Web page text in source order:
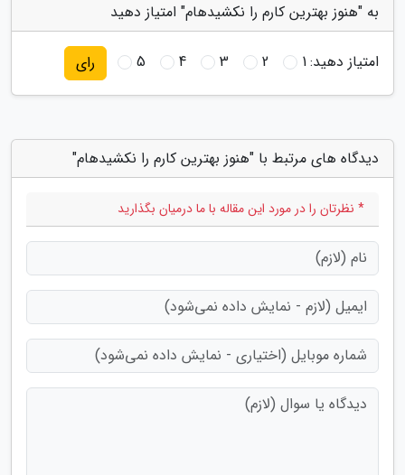
به "هنوز بهترین کارم را نکشیدهام" امتیاز دهید
امتیاز دهید:1
2
3
4
5 رای
دیدگاه های مرتبط با "هنوز بهترین کارم را نکشیدهام"
* نظرتان را در مورد این مقاله با ما درمیان بگذارید